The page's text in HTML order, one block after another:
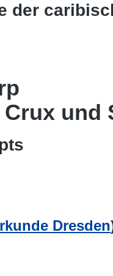
der
und
Dresden